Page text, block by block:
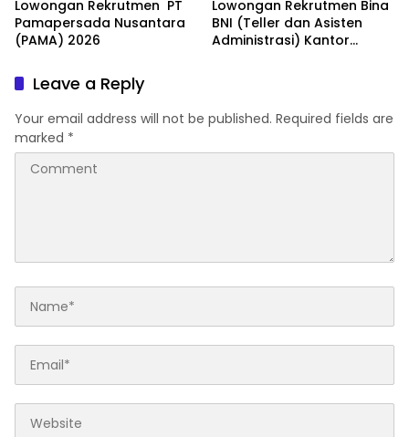
Lowongan Rekrutmen PT
Pamapersada Nusantara
(PAMA) 2026
Lowongan Rekrutmen Bina
BNI (Teller dan Asisten
Administrasi) Kantor
Leave a Reply
Your email address will not be published. Required fields are
marked *